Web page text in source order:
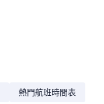
熱門航班時間表